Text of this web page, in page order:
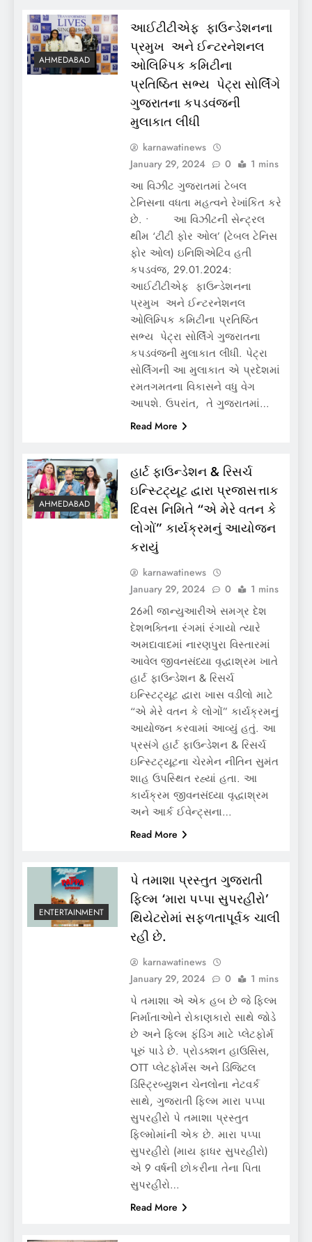
AHMEDABAD
આઈટીટીએફ ફાઉન્ડેશનના
પ્રમુખ અને ઈન્ટરનેશનલ
ઓલિમ્પિક કમિટીના
પ્રતિષ્ઠિત સભ્ય પેટ્રા સોર્લિંગે
ગુજરાતના કપડવંજની
મુલાકાત લીધી
karnawatinews
January 29, 2024
0 1 mins
આ વિઝીટ ગુજરાતમાં ટેબલ
ટેનિસના વધતા મહત્વને રેખાંકિત કરે
છે. • આ વિઝીટની સેન્ટ્રલ
થીમ ‘ટીટી ફોર ઓલ’ (ટેબલ ટેનિસ
ફોર ઓલ) ઇનિશિએટિવ હતી
કપડવંજ, 29.01.2024:
આઈટીટીએફ ફાઉન્ડેશનના
પ્રમુખ અને ઈન્ટરનેશનલ
ઓલિમ્પિક કમિટીના પ્રતિષ્ઠિત
સભ્ય પેટ્રા સોર્લિંગે ગુજરાતના
કપડવંજની મુલાકાત લીધી. પેટ્રા
સોર્લિંગની આ મુલાકાત એ પ્રદેશમાં
રમતગમતના વિકાસને વધુ વેગ
આપશે. ઉપરાંત, તે ગુજરાતમાં…
Read More
AHMEDABAD
હાર્ટ ફાઉન્ડેશન & રિસર્ચ
ઇન્સ્ટિટ્યૂટ દ્વારા પ્રજાસત્તાક
દિવસ નિમિતે “એ મેરે વતન કે
લોગોં” કાર્યક્રમનું આયોજન
કરાયું
karnawatinews
January 29, 2024
0 1 mins
26મી જાન્યુઆરીએ સમગ્ર દેશ
દેશભક્તિના રંગમાં રંગાયો ત્યારે
અમદાવાદમાં નારણપુરા વિસ્તારમાં
આવેલ જીવનસંધ્યા વૃદ્ધાશ્રમ ખાતે
હાર્ટ ફાઉન્ડેશન & રિસર્ચ
ઇન્સ્ટિટ્યૂટ દ્વારા ખાસ વડીલો માટે
“એ મેરે વતન કે લોગોં” કાર્યક્રમનું
આયોજન કરવામાં આવ્યું હતું. આ
પ્રસંગે હાર્ટ ફાઉન્ડેશન & રિસર્ચ
ઇન્સ્ટિટ્યૂટના ચેરમેન નીતિન સુમંત
શાહ ઉપસ્થિત રહ્યાં હતા. આ
કાર્યક્રમ જીવનસંધ્યા વૃદ્ધાશ્રમ
અને આર્ક ઈવેન્ટ્સના…
Read More
ENTERTAINMENT
પે તમાશા પ્રસ્તુત ગુજરાતી
ફિલ્મ ‘મારા પપ્પા સુપરહીરો’
થિયેટરોમાં સફળતાપૂર્વક ચાલી
રહી છે.
karnawatinews
January 29, 2024
0 1 mins
પે તમાશા એ એક હબ છે જે ફિલ્મ
નિર્માતાઓને રોકાણકારો સાથે જોડે
છે અને ફિલ્મ ફંડિંગ માટે પ્લેટફોર્મ
પૂરું પાડે છે. પ્રોડક્શન હાઉસિસ,
OTT પ્લેટફોર્મસ અને ડિજિટલ
ડિસ્ટ્રિબ્યુશન ચેનલોના નેટવર્ક
સાથે, ગુજરાતી ફિલ્મ મારા પપ્પા
સુપરહીરો પે તમાશા પ્રસ્તુત
ફિલ્મોમાંની એક છે. મારા પપ્પા
સુપરહીરો (માય ફાધર સુપરહીરો)
એ 9 વર્ષની છોકરીના તેના પિતા
સુપરહીરો…
Read More